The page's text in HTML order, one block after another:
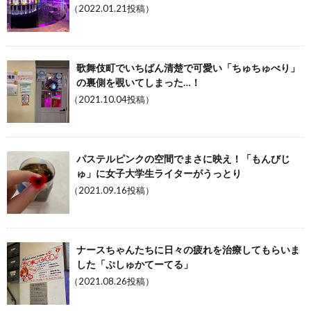
（2022.01.21投稿）
歌舞伎町でいちばん清楚で可愛い「ちゅちゅべり」
の裏側を覗いてしまった…！
（2021.10.04投稿）
パステルピンクの空間でまさに映え！「もんびじ
ゅ」に女子大学生ライターがうっとり
（2021.09.16投稿）
ナースちゃんたちに日々の疲れを治療してもらいま
した「ぷしゅかてーてる」
（2021.08.26投稿）